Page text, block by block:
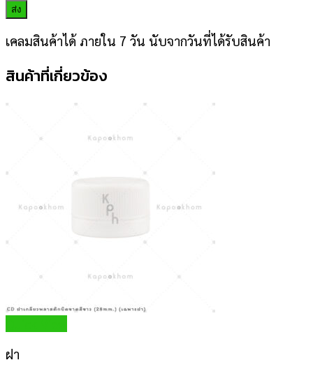
เคลมสินค้าได้ ภายใน 7 วัน นับจากวันที่ได้รับสินค้า
สินค้าที่เกี่ยวข้อง
ฝา